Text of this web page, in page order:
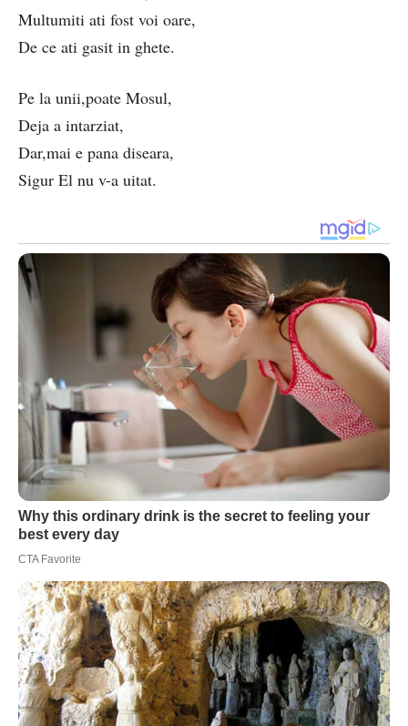
Multumiti ati fost voi oare,
De ce ati gasit in ghete.
Pe la unii,poate Mosul,
Deja a intarziat,
Dar,mai e pana diseara,
Sigur El nu v-a uitat.